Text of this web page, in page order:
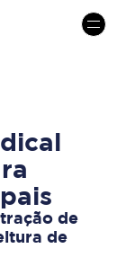
menu
de
de